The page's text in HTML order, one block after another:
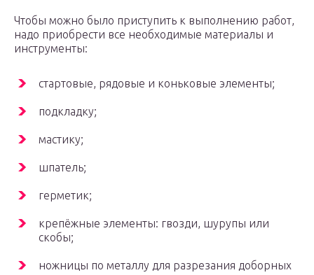
Чтобы можно было приступить к выполнению работ,
надо приобрести все необходимые материалы и
инструменты:
стартовые, рядовые и коньковые элементы;
подкладку;
мастику;
шпатель;
герметик;
крепёжные элементы: гвозди, шурупы или
скобы;
ножницы по металлу для разрезания доборных